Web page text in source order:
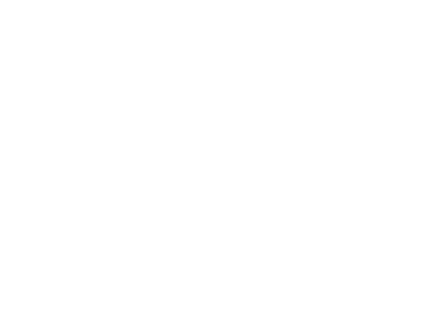
Decizia de suspendare din
funcție de primar-interimar pe
contracandidata Angelei
În procesul de judecată,
sat, iar banii erau prevăzuți în